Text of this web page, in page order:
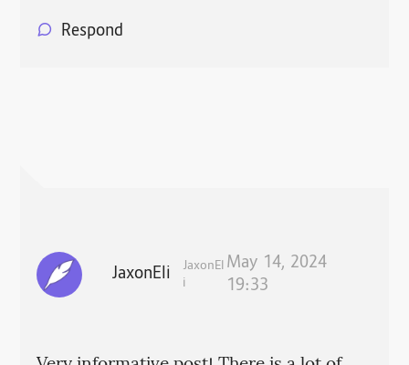
Respond
JaxonEli
JaxonEl
i
May 14, 2024
19:33